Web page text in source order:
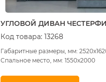
УГЛОВОЙ ДИВАН
Код товара: 13268
Габаритные размеры, мм:
Спальное место, мм: 1550х2000